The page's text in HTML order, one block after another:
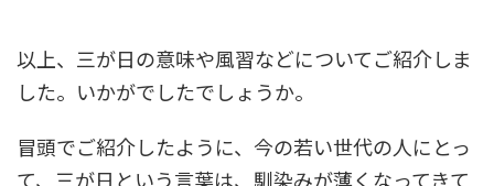
以上、三が日の意味や風習などについてご紹介しま
した。いかがでしたでしょうか。
冒頭でご紹介したように、今の若い世代の人にとっ
て、三が日という言葉は、馴染みが薄くなってきて